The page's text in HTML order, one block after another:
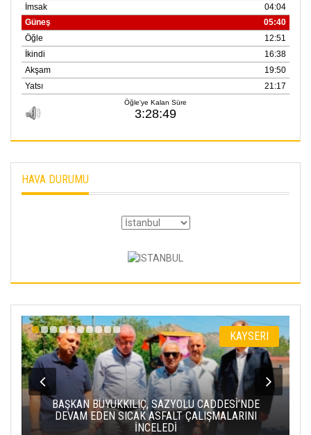
HAVA DURUMU
KAYSERI
BAŞKAN BÜYÜKKILIÇ, SAZYOLU CADDESİ’NDE
DEVAM EDEN SICAK ASFALT ÇALIŞMALARINI
İNCELEDİ